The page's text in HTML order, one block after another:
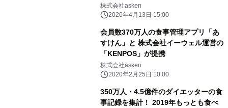
実施中 協力企業には、3社の特別無
償サービス等を提供： 4月13日から第
株式会社asken
2020年4月13日 15:00
会員数370万人の食事管理アプリ「あ
すけん」と 株式会社イーウェル運営の
「KENPOS」が提携
株式会社asken
2020年2月25日 10:00
350万人・4.5億件のダイエッターの食
事記録を集計！ 2019年もっとも食べ